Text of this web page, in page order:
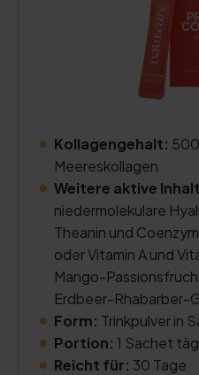
Kollagengehalt:
Meereskollagen
Weitere aktive
niedermolekulare
Theanin und
oder Vitamin A und
Mango-
Erdbeer-Rhabarber-
Form: Trinkpulver in
Portion: 1 Sachet
Reicht für: 30 Tage